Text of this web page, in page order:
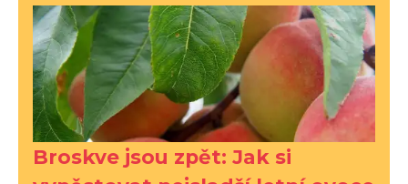
Broskve jsou zpět: Jak si